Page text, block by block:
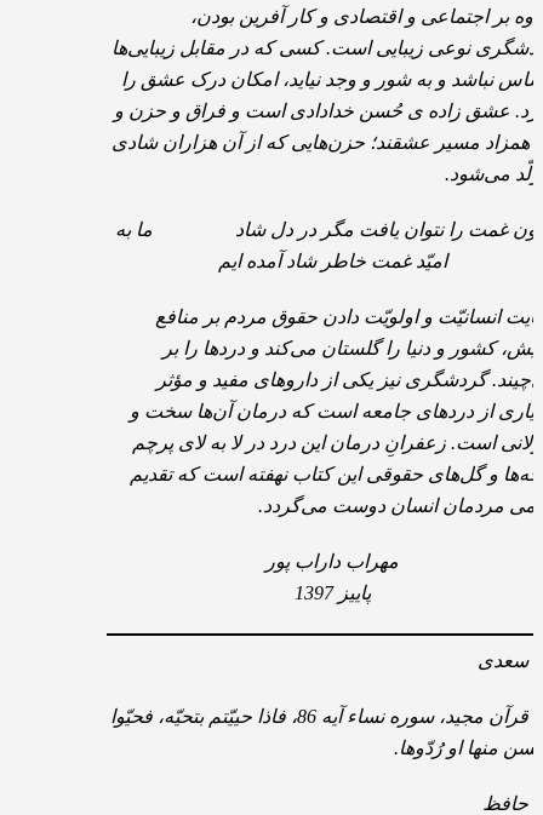
بر اجتماعی و اقتصادی و کار آفرین بودن،
نوعی زیبایی است. کسی که در مقابل زیبایی‌ها
نباشد و به شور و وجد نیاید، امکان درک عشق را
عشق زاده ی حُسن خدادادی است و فراق و حزن و
همزاد مسیر عشقند؛ حزن‌هایی که از آن هزاران شادی
می‌شود.
غمت را نتوان یافت مگر در دل شاد ما به
امیّد غمت خاطر شاد آمده ایم
انسانیّت و اولویّت دادن حقوق مردم بر منافع
کشور و دنیا را گلستان می‌کند و دردها را بر
گردشگری نیز یکی از داروهای مفید و مؤثر
از دردهای جامعه است که درمان آن‌ها سخت و
است. زعفرانِ درمان این درد در لا به لای پرچم
و گل‌های حقوقی این کتاب نهفته است که تقدیم
مردمان انسان دوست می‌گردد.
مهراب داراب پور
پاییز 1397
سعدی
قرآن مجید، سوره نساء آیه 86، فاذا حییّتم بتحیّه، فحیّوا
منها او رُدّوها.
حافظ